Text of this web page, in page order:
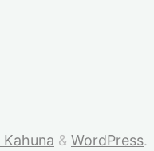
Kahuna & WordPress.